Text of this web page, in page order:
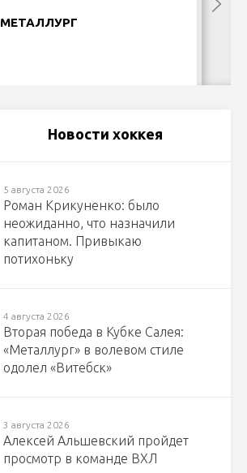
МЕТАЛЛУРГ
Новости хоккея
5 августа 2026
Роман Крикуненко: было
неожиданно, что назначили
капитаном. Привыкаю
потихоньку
4 августа 2026
Вторая победа в Кубке Салея:
«Металлург» в волевом стиле
одолел «Витебск»
3 августа 2026
Алексей Альшевский пройдет
просмотр в команде ВХЛ